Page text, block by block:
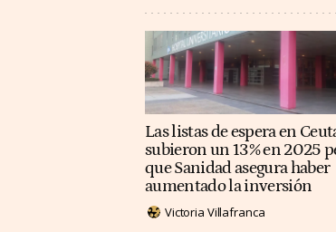
Las listas de espera en
subieron un 13% en 2025
que Sanidad asegura haber
aumentado la inversión
Victoria Villafranca